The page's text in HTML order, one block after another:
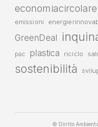
economiacircolare
emissioni
GreenDeal
pac plastica riciclo
sostenibilità
© Diritto